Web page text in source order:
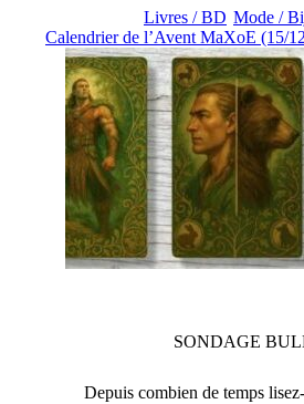
Livres / BD Mode /
Calendrier de l’Avent MaXoE (15/
SONDAGE
Depuis combien de temps